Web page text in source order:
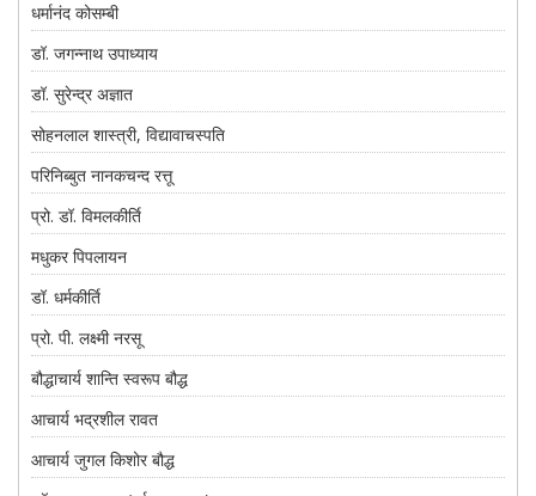
धर्मानंद कोसम्बी
डॉ. जगन्नाथ उपाध्याय
डॉ. सुरेन्द्र अज्ञात
सोहनलाल शास्त्री, विद्यावाचस्पति
परिनिब्बुत नानकचन्द रत्तू
प्रो. डॉ. विमलकीर्ति
मधुकर पिपलायन
डॉ. धर्मकीर्ति
प्रो. पी. लक्ष्मी नरसू
बौद्धाचार्य शान्ति स्वरूप बौद्ध
आचार्य भद्रशील रावत
आचार्य जुगल किशोर बौद्ध